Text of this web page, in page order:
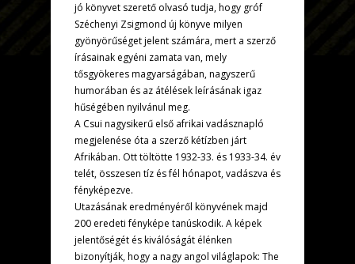
jó könyvet szerető olvasó tudja, hogy gróf
Széchenyi Zsigmond új könyve milyen
gyönyörűséget jelent számára, mert a szerző
írásainak egyéni zamata van, mely
tősgyökeres magyarságában, nagyszerű
humorában és az átélések leírásának igaz
hűségében nyilvánul meg.
A Csui nagysikerű első afrikai vadásznapló
megjelenése óta a szerző kétízben járt
Afrikában. Ott töltötte 1932-33. és 1933-34. év
telét, összesen tíz és fél hónapot, vadászva és
fényképezve.
Utazásának eredményéről könyvének majd
200 eredeti fényképe tanúskodik. A képek
jelentőségét és kiválóságát élénken
bizonyítják, hogy a nagy angol világlapok: The